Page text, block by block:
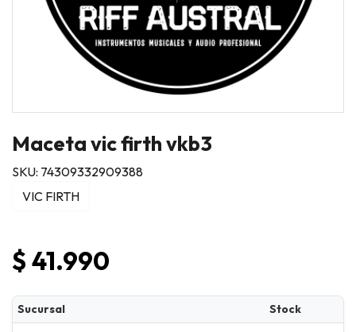
Maceta vic firth vkb3
SKU: 74309332909388
VIC FIRTH
$ 41.990
Sucursal Stock